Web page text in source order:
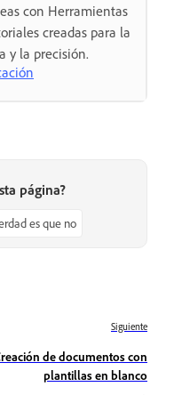
con Herramientas
creadas para la
y la precisión.
página?
es que no
Siguiente
de documentos con
plantillas en blanco